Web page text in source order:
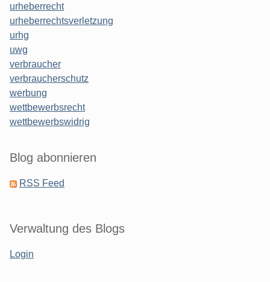
urheberrecht
urheberrechtsverletzung
urhg
uwg
verbraucher
verbraucherschutz
werbung
wettbewerbsrecht
wettbewerbswidrig
Blog abonnieren
RSS Feed
Verwaltung des Blogs
Login